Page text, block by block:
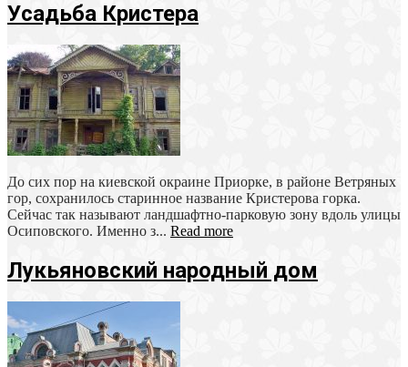
Усадьба Кристера
До сих пор на киевской окраине Приорке, в районе Ветряных
гор, сохранилось старинное название Кристерова горка.
Сейчас так называют ландшафтно-парковую зону вдоль улицы
Осиповского. Именно з... Read more
Лукьяновский народный дом